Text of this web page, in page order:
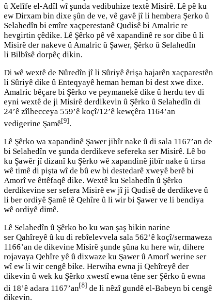
û Xelîfe el-Adîl wî şunda vedibuhize textê Misirê. Lê pê ku
ew Dirxam bin dixe şûn de ve, vê gavê jî li hembera Şerko û
Selahedîn bi emîre xaçperestanê Qudisê bi Amalric re
hevgirtin çêdike. Lê Şêrko pê vê xapandinê re sor dibe û li
Misirê der nakeve û Amalric û Şawer, Şêrko û Selahedîn
li Bilbîsê dorpêç dikin.
Di wê wextê de Nûredîn jî li Sûriyê êrişa bajarên xaçparestên
li Sûriyê dike û Enteqyayê heman heman bi dest xwe dixe.
Amalric bêçare bi Şêrko ve peymanekê dike û herdu tev di
eyni wextê de ji Misirê derdikevin û Şêrko û Selahedîn di
24’ê zîlhecceya 559’ê koçî/12’ê kewçêra 1164’an
vedigerine Şamê[9].
Lê Şêrko wa xapandinê Şawer jibîr nake û di sala 1167’an de
bi Selahedîn ve şunda derdikeve sefereka ser Misirê. Lê bo
ku Şawêr jî dizanî ku Şêrko wê xapandinê jibîr nake û tirsa
wê timê di pişta wî de bû ew bi destedarê xweyê berê bi
Amorî ve êttêfaqê dike. Wextê ku Selahedîn û Şêrko
derdikevine ser sefera Misirê ew jî ji Qudisê de derdikeve û
li ber ordiyê Şamê tê Qehîre û li wir bi Şawer ve li bendiya
wê ordiyê dimê.
Lê Selahedîn û Şêrko bo ku wan şaş bikin narine
ser Qahîreyê û ku di rebîelevvela sala 562’ê koçî/sermaweza
1166’an de dikevine Misirê şunde şûna ku here wir, dihere
rojavaya Qehîre yê û dixwaze ku Şawer û Amorî werine ser
wî ew li wir cengê bike. Herwiha ewna ji Qehîreyê der
dikevin û wek ku Şêrko xwestî ewna têne ser Şêrko û ewna
di 18’ê adara 1167’an[8] de li nêzî gundê el-Babeyn bi cengê
dikevin.